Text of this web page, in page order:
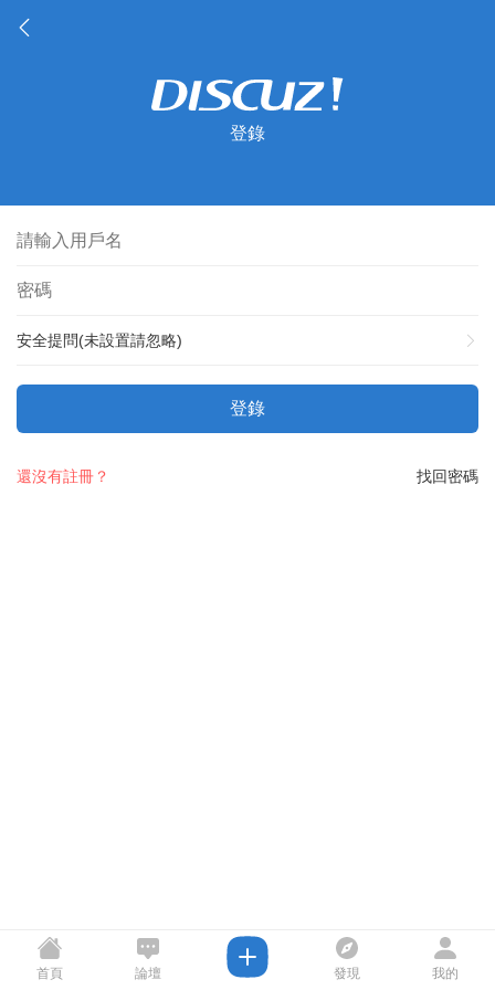
登錄
安全提問(未設置請忽略)
登錄
找回密碼
還沒有註冊？
首頁 論壇 發現 我的